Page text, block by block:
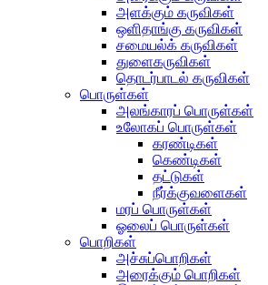
அளக்கும் கருவிகள்
ஒளிதாங்கு கருவிகள்
சமையல்க் கருவிகள்
துளைகருவிகள்
தொடர்பாடல் கருவிகள்
பொருள்கள்
அலங்காரப் பொருள்கள்
உலோகப் பொருள்கள்
கரண்டிகள்
கெண்டிகள்
தட்டுகள்
நீர்க்குவளைகள்
மரப் பொருள்கள்
ஓலைப் பொருள்கள்
பொறிகள்
அச்சுப்பொறிகள்
அரைக்கும் பொறிகள்